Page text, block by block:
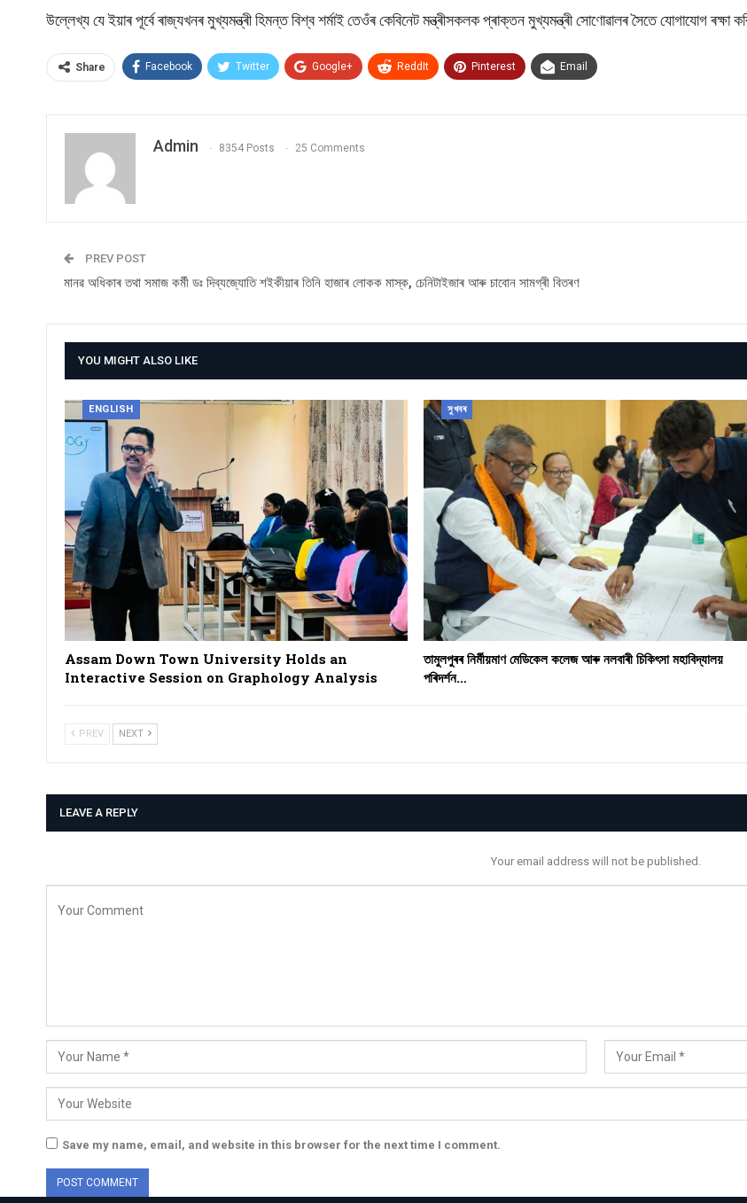
উল্লেখ্য যে ইয়াৰ পূৰ্বে ৰাজ্যখনৰ মুখ্যমন্ত্ৰী হিমন্ত বিশ্ব শৰ্মাই তেওঁৰ কেবিনেট মন্ত্ৰীসকলক প্ৰাক্তন মুখ্যমন্ত্ৰী সোণোৱালৰ সৈতে যোগাযোগ ৰক্ষা
Share Facebook Twitter Google+ ReddIt Pinterest Email
Admin 8354 Posts 25 Comments
PREV POST
মানৱ অধিকাৰ তথা সমাজ কৰ্মী ডঃ দিব্যজ্যোতি শইকীয়াৰ তিনি হাজাৰ লোকক মাস্ক, চেনিটাইজাৰ আৰু চাবোন সামগ্ৰী বিতৰণ
YOU MIGHT ALSO LIKE
ENGLISH
Assam Down Town University Holds an
Interactive Session on Graphology Analysis
সুখবৰ
তামুলপুৰৰ নিৰ্মীয়মাণ মেডিকেল কলেজ আৰু নলবাৰী চিকিৎসা মহাবিদ্যালয়
পৰিদৰ্শন…
PREV NEXT
LEAVE A REPLY
Your email address will not be published.
Save my name, email, and website in this browser for the next time I comment.